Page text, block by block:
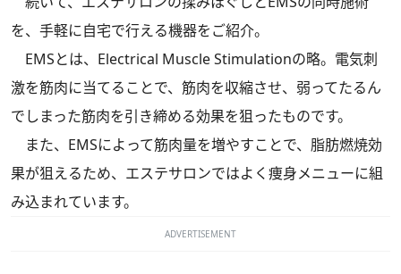
を、手軽に自宅で行える機器をご紹介。
EMSとは、Electrical Muscle Stimulationの略。電気刺
激を筋肉に当てることで、筋肉を収縮させ、弱ってたるん
でしまった筋肉を引き締める効果を狙ったものです。
また、EMSによって筋肉量を増やすことで、脂肪燃焼効
果が狙えるため、エステサロンではよく痩身メニューに組
み込まれています。
ADVERTISEMENT